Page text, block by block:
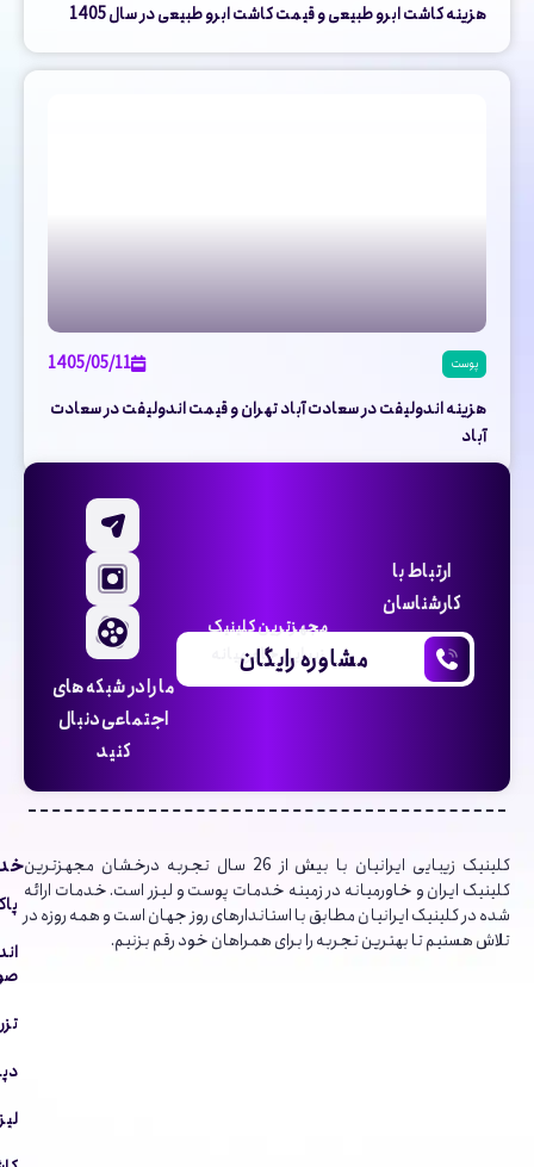
هزینه کاشت ابرو طبیعی و قیمت کاشت ابرو طبیعی در سال 1405
پوست
1405/05/11
هزینه اندولیفت در سعادت آباد تهران و قیمت اندولیفت در سعادت
آباد
ارتباط با
کارشناسان
مشاوره رایگان
مجهزترین کلینیک
زیبایی خاورمیانه
ما را در شبکه های
اجتماعی دنبال
کنید
کلینیک‌ زیبایی ایرانیان با بیش از 26 سال تجربه درخشان مجهزترین
کلینیک ایران و خاورمیانه در زمینه خدمات پوست و لیزر است. خدمات ارائه
شده در کلینیک ایرانیان مطابق با استاندارهای روز جهان است و همه روزه در
تلاش هستیم تا بهترین تجربه را برای همراهان خود رقم بزنیم.